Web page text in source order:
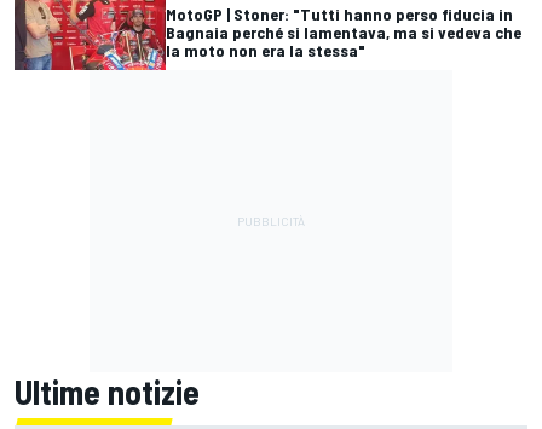
MotoGP | Stoner: "Tutti hanno perso fiducia in
Bagnaia perché si lamentava, ma si vedeva che
la moto non era la stessa"
Ultime notizie